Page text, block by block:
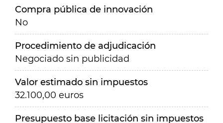
Compra pública de innovación
No
Procedimiento de adjudicación
Negociado sin publicidad
Valor estimado sin impuestos
32.100,00 euros
Presupuesto base licitación sin impuestos